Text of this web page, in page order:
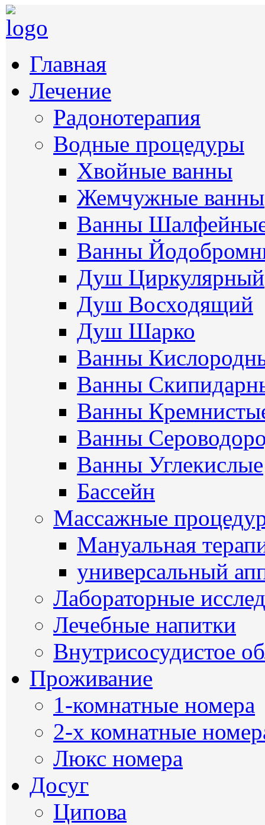
Главная
Лечение
Радонотерапия
Водные процедуры
Хвойные ванны
Жемчужные ванны
Ванны
Ванны
Душ Циркулярный
Душ Восходящий
Душ Шарко
Ванны
Ванны
Ванны
Ванны
Ванны Углекислые
Бассейн
Массажные
Мануальная
универсальный
Лабораторные
Лечебные напитки
Внутрисосудистое
Проживание
1-комнатные номера
2-х комнатные
Люкс номера
Досуг
Ципова